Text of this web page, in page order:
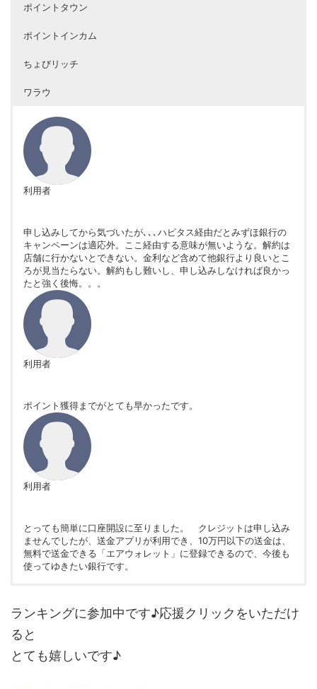
ポイントタウン
ポイントインカム
ちょびリッチ
ワラウ
利用者
申し込みしてから気づいたが､､､ハピタス経由だとみずほ銀行の
キャンペーンは適応外。ここ経由する意味が無いような。解約は
店舗に行かないとできない。金利など含めて他銀行より良いとこ
ろが見当たらない。解約もし難いし、申し込みしなければ良かっ
たと強く後悔。。。
利用者
ポイント獲得までがとても早かったです。
利用者
とっても簡単に口座開設に至りました。 クレジットは申し込み
ませんでしたが、送金アプリが利用でき、10万円以下の送金は、
無料で送金できる「エアウォレット」に登録できるので、今後も
使ってゆきたい銀行です。
ランキングに参加中です♪応援クリックをいただけ
ると
とても嬉しいです♪